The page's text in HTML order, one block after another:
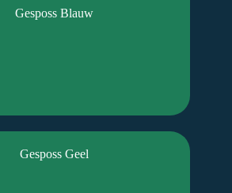
Gesposs Blauw
Gesposs Geel